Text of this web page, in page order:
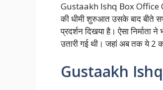
Gustaakh Ishq Box Office
की धीमी शुरुआत उसके बाद बीते
प्रदर्शन दिखया है। ऐसा निर्माता
उतारी गई थी। जहां अब तक ये 2
Gustaakh Ishq